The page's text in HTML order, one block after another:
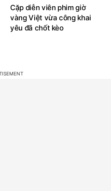
Cặp diễn viên phim giờ
vàng Việt vừa công khai
yêu đã chốt kèo